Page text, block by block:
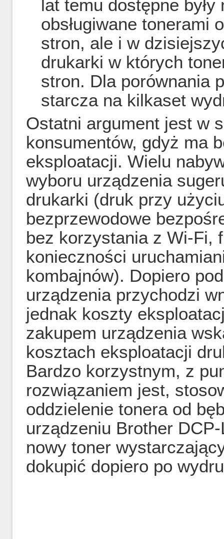
lat temu dostępne
obsługiwane tonerami
stron, ale i w
drukarki w których
stron. Dla porównania
starcza na kilkaset
Ostatni argument jest w
konsumentów, gdyż ma
eksploatacji. Wielu
wyboru urządzenia
drukarki (druk przy
bezprzewodowe
bez korzystania z Wi-Fi,
konieczności
kombajnów). Dopiero
urządzenia przychodzi
jednak koszty
zakupem urządzenia
kosztach eksploatacji
Bardzo korzystnym, z
rozwiązaniem jest,
oddzielenie tonera od
urządzeniu Brother
nowy toner
dokupić dopiero po